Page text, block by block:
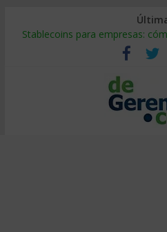
Stablecoins para empresas:
Despido silencioso: qué es y
IA en selección de personal:
Trabajo forzoso en la cadena
Mercado hispano de EE. UU.: